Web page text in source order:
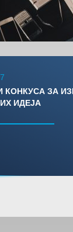
КОНКУСА ЗА
ИДЕЈА